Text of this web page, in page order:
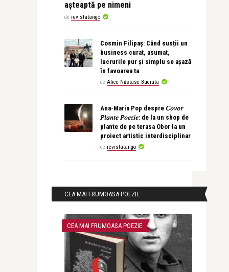
așteaptă pe nimeni
de revistatango
Cosmin Filipaș: Când susții un
business curat, asumat,
lucrurile pur și simplu se așază
în favoarea ta
de Alice Năstase Buciuta
Ana-Maria Pop despre 𝐶𝑜𝑣𝑜𝑟
𝑃𝑙𝑎𝑛𝑡𝑒 𝑃𝑜𝑒𝑧𝑖𝑒: de la un shop de
plante de pe terasa Obor la un
proiect artistic interdisciplinar
de revistatango
CEA MAI FRUMOASA POEZIE
CEA MAI FRUMOASA POEZIE